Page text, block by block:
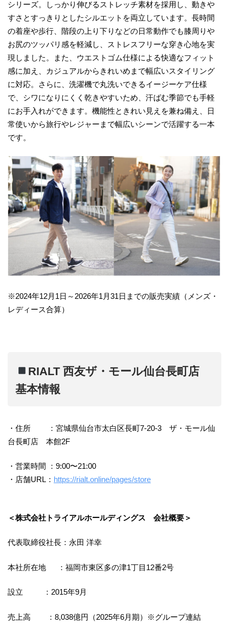
シリーズ。しっかり伸びるストレッチ素材を採用し、動きや
すさとすっきりとしたシルエットを両立しています。長時間
の着座や歩行、階段の上り下りなどの日常動作でも膝周りや
お尻のツッパリ感を軽減し、ストレスフリーな穿き心地を実
現しました。また、ウエストゴム仕様による快適なフィット
感に加え、カジュアルからきれいめまで幅広いスタイリング
に対応。さらに、洗濯機で丸洗いできるイージーケア仕様
で、シワになりにくく乾きやすいため、汗ばむ季節でも手軽
にお手入れができます。機能性ときれい見えを兼ね備え、日
常使いから旅行やレジャーまで幅広いシーンで活躍する一本
です。
※2024年12月1日～2026年1月31日までの販売実績（メンズ・
レディース合算）
RIALT 西友ザ・モール仙台長町店
基本情報
・住所 ：宮城県仙台市太白区長町7-20-3 ザ・モール仙
台長町店 本館2F
・営業時間 ：9:00〜21:00
・店舗URL： https://rialt.online/pages/store
＜株式会社トライアルホールディングス 会社概要＞
代表取締役社長：永田 洋幸
本社所在地 ：福岡市東区多の津1丁目12番2号
設立 ：2015年9月
売上高 ：8,038億円（2025年6月期）※グループ連結